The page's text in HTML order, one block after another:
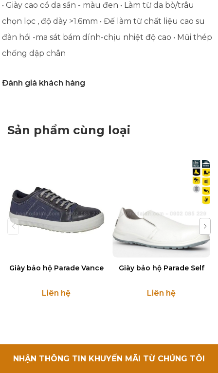
• Giày cao cổ da sần - màu đen • Làm từ da bò/trâu
chọn lọc , độ dày >1.6mm • Đế làm từ chất liệu cao su
đàn hồi -ma sát bám dính-chịu nhiệt độ cao • Mũi thép
chống dập chân
Đánh giá khách hàng
Sản phẩm cùng loại
Giày bảo hộ Parade Vance
Liên hệ
Giày bảo hộ Parade Self
Liên hệ
NHẬN THÔNG TIN KHUYẾN MÃI TỪ CHÚNG TÔI